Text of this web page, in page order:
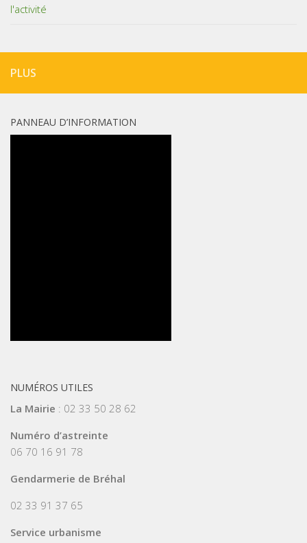
l'activité
PLUS
PANNEAU D’INFORMATION
NUMÉROS UTILES
La Mairie : 02 33 50 28 62
Numéro d’astreinte
06 70 16 91 78
Gendarmerie de Bréhal
02 33 91 37 65
Service urbanisme